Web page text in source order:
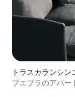
トラスカランシ
プエブラのアパー